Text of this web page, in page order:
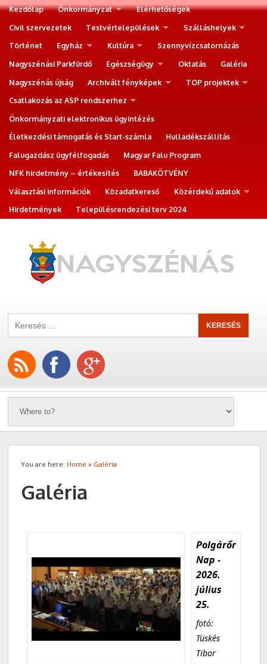
Kezdőlap Önkormányzat
Elérhetőségek
Civil szervezetek
Testvértelepülések
Szálláshelyek
Történet
Egyház Kultúra
Szennyvízcsatornázás
Nagyszénási Parkfürdő
Egészségügy Oktatás
Galéria
Nagyszénás újság
Archivált fényképek
TOP projektek
Csatlakozás az ASP rendszerhez
Önkormányzati elektronikus ügyintézés
Életkezdési támogatás és Start-számla
Hulladékszállítás
Falugazdász ügyfélfogadás
Magyar Falu Program
NFK hirdetmény – értékesítés
BABAKÖTVÉNY
Választási információk
Közadatkereső
Közérdekű adatok
Hirdetmények
Településrendezési terv 2024
You are here: Home » Galéria
Galéria
Polgárőr
Nap -
2026.
július
25.
fotó:
Tüskés
Tibor